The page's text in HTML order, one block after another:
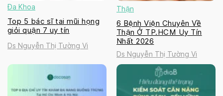
Đa Khoa
Top 5 bác sĩ tai mũi họng
giỏi quận 7 uy tín
Ds Nguyễn Thị Tường Vi
Thận
6 Bệnh Viện Chuyên Về
Thận Ở TP.HCM Uy Tín
Nhất 2026
Ds Nguyễn Thị Tường Vi